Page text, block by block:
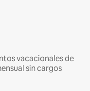
vacacionales de
sin cargos